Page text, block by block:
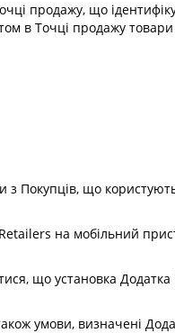
продажу, що
в Точці продажу
з Покупців, що
на мобільний
що установка
умови, визначені